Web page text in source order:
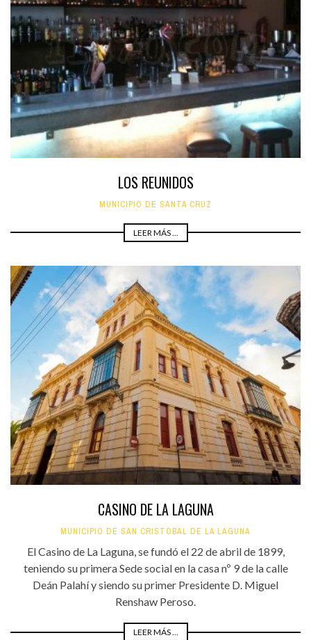
LOS REUNIDOS
MUNICIPIO DE SANTA CRUZ
LEER MÁS ...
CASINO DE LA LAGUNA
MUNICIPIO DE SAN CRISTÓBAL DE LA LAGUNA
El Casino de La Laguna, se fundó el 22 de abril de 1899,
teniendo su primera Sede social en la casa nº 9 de la calle
Deán Palahí y siendo su primer Presidente D. Miguel
Renshaw Peroso.
LEER MÁS ...